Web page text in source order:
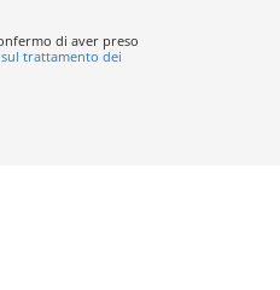
di aver preso
trattamento dei